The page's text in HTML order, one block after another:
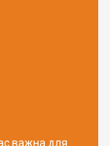
важна для